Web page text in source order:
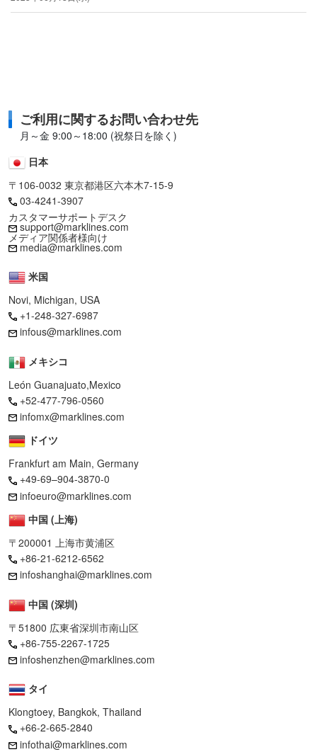
ご利用に関するお問い合わせ先
月～金 9:00～18:00 (祝祭日を除く)
日本
〒106-0032 東京都港区六本木7-15-9
03-4241-3907
カスタマーサポートデスク
support@marklines.com
メディア関係者様向け
media@marklines.com
米国
Novi, Michigan, USA
+1-248-327-6987
infous@marklines.com
メキシコ
León Guanajuato,Mexico
+52-477-796-0560
infomx@marklines.com
ドイツ
Frankfurt am Main, Germany
+49-69–904-3870-0
infoeuro@marklines.com
中国 (上海)
〒200001 上海市黄浦区
+86-21-6212-6562
infoshanghai@marklines.com
中国 (深圳)
〒51800 広東省深圳市南山区
+86-755-2267-1725
infoshenzhen@marklines.com
タイ
Klongtoey, Bangkok, Thailand
+66-2-665-2840
infothai@marklines.com